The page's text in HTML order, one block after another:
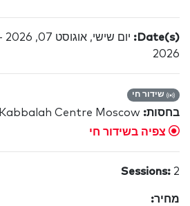
Date(s):
2026
שידור חי
בחסות: Kabbalah Centre Moscow
צפיה בשידור חי
Sessions: 2
מחיר: